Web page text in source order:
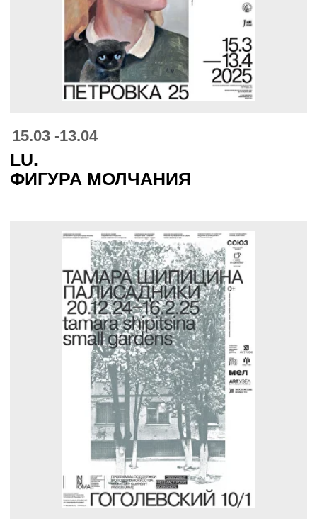
20.12 -16.02
Согласие на обработку
персональных данных
подписчиков на рассылки
Согласие на обработку
персональных данных
Политика конфиденциальности
и обработки персональных данных
КУЛЬТУРНЫЙ ПРОЕКТ “СОЮЗ”.
МОСКВА, УЛ. ПЕТРОВКА, 17 С1.
ТЕЛЕФОН: 8 97 7600 78 10